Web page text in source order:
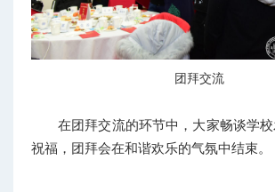
团拜交流
在团拜交流的环节中，大家畅谈学
祝福，团拜会在和谐欢乐的气氛中结束。